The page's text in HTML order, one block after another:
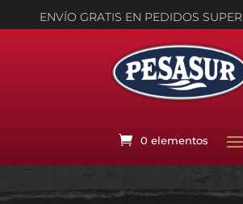
ENVÍO GRATIS EN PEDIDOS
0 elementos